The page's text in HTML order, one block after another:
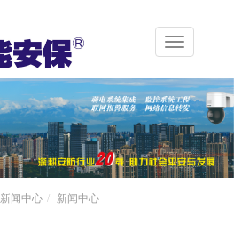
Toggle
新闻中心 新闻中心